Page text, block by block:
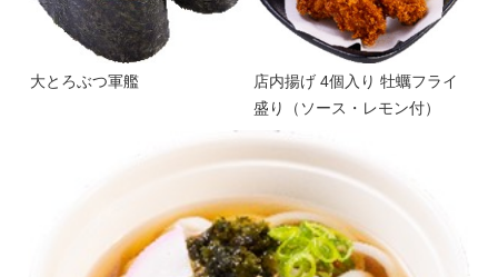
大とろぶつ軍艦
店内揚げ 4個入り 牡蠣フライ
盛り（ソース・レモン付）